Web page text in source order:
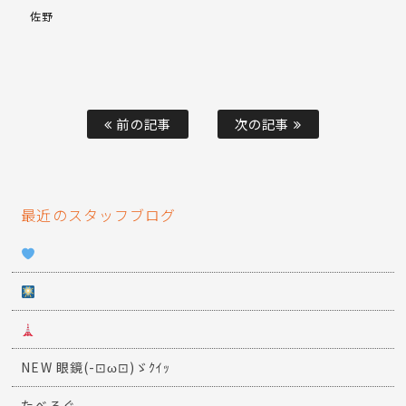
佐野
前の記事 次の記事
最近のスタッフブログ
NEW 眼鏡(-⊡ω⊡)ゞｸｲｯ